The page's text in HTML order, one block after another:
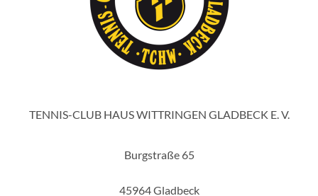
TENNIS-CLUB HAUS WITTRINGEN GLADBECK E. V.
Burgstraße 65
45964 Gladbeck